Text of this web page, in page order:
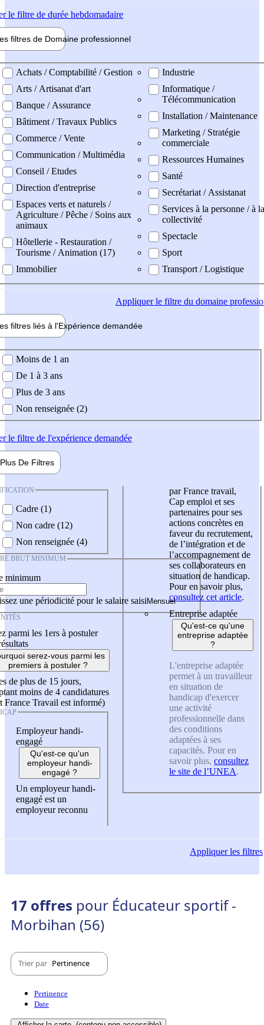
le filtre de durée hebdomadaire
filtres de Domaine professionnel
professionel
Achats / Comptabilité / Gestion
Arts / Artisanat d'art
Banque / Assurance
Bâtiment / Travaux Publics
Commerce / Vente
Communication / Multimédia
Conseil / Etudes
Direction d'entreprise
Espaces verts et naturels /
Agriculture / Pêche / Soins aux
animaux
Hôtellerie - Restauration /
Tourisme / Animation (17)
Immobilier
Industrie
Informatique /
Télécommunication
Installation / Maintenance
Marketing / Stratégie
commerciale
Ressources Humaines
Santé
Secrétariat / Assistanat
Services à la personne / à la
collectivité
Spectacle
Sport
Transport / Logistique
Appliquerle filtre du domaine
filtres liés à l'Expérience demandée
demandée
Moins de 1 an
De 1 à 3 ans
Plus de 3 ans
Non renseignée (2)
le filtre de l'expérience demandée
Plus De Filtres
Cadre (1)
Non cadre (12)
Non renseignée (4)
BRUT MINIMUM
minimum
une périodicité pour le salaire saisi
parmi les 1ers à postuler
serez-vous parmi les
premiers à postuler ?
de plus de 15 jours,
moins de 4 candidatures
France Travail est informé)
Employeur handi-
engagé
Qu'est-ce qu'un
employeur handi-
engagé ?
Un employeur handi-
engagé est un
employeur reconnu
par France travail,
Cap emploi et ses
partenaires pour ses
actions concrètes en
faveur du recrutement,
de l’intégration et de
l’accompagnement de
ses collaborateurs en
situation de handicap.
Pour en savoir plus,
consultez cet article.
Entreprise adaptée
Qu'est-ce qu'une
entreprise adaptée
?
L'entreprise adaptée
permet à un travailleur
en situation de
handicap d'exercer
une activité
professionnelle dans
des conditions
adaptées à ses
capacités. Pour en
savoir plus, consultez
le site de l’UNEA.
Appliquerles filtres
17 offres pour Éducateur sportif -
Morbihan (56)
Trier par Pertinence
Pertinence
Date